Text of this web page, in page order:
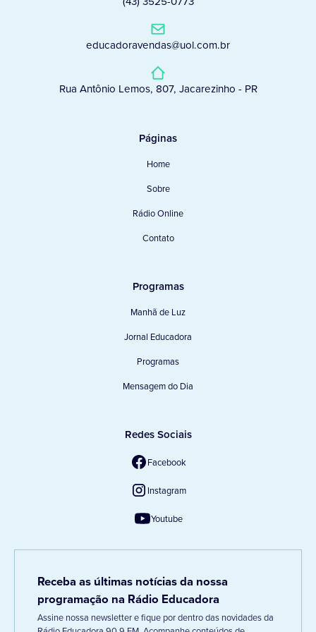
educadoravendas@uol.com.br
Rua Antônio Lemos, 807, Jacarezinho - PR
Páginas
Home
Sobre
Rádio Online
Contato
Programas
Manhã de Luz
Jornal Educadora
Programas
Mensagem do Dia
Redes Sociais
Facebook
Instagram
Youtube
Receba as últimas notícias da nossa
programação na Rádio Educadora
Assine nossa newsletter e fique por dentro das novidades da